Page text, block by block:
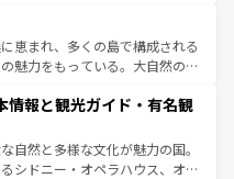
、ショッピング、エンターテイ
なスポットだ。一方、アメリカ
グランドキャニオンやイエロー
、音楽と美食が融合した独特の
リカの各地域で異なる魅力を楽
豊かな歴史を感じることができ
リップや列車の旅も、アメリカ
恵まれ、多くの島で構成される
魅力をもっている。大自然の神
、定番の観光地といえばオアフ
るならマウイ島やカウアイ島が
ーンに輝く海をはじめ、豊かな
。「アロハスピリット」と呼ば
情報と観光ガイド・有名観
自然と多様な文化が魅力の国。
シドニー・オペラハウス、オー